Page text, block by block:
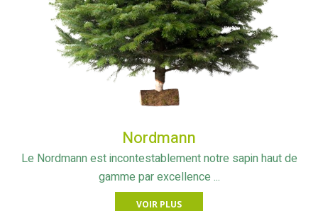
Nordmann
Le Nordmann est incontestablement notre sapin haut de
gamme par excellence ...
VOIR PLUS